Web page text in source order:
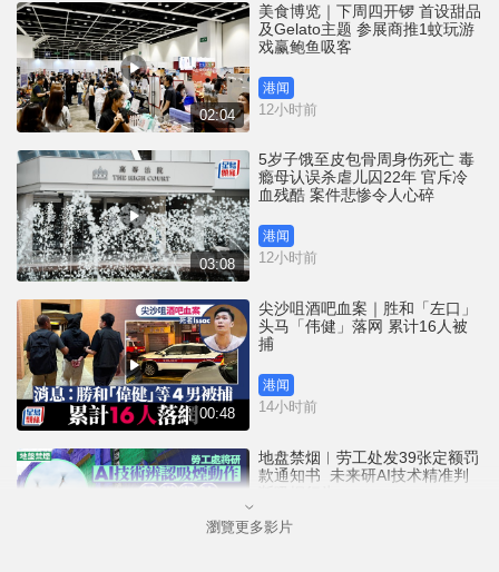
02:04
美食博览｜下周四开锣 首设甜品
及Gelato主题 参展商推1蚊玩游
戏赢鲍鱼吸客
港闻
12小时前
03:08
5岁子饿至皮包骨周身伤死亡 毒
瘾母认误杀虐儿囚22年 官斥冷
血残酷 案件悲惨令人心碎
港闻
12小时前
00:48
尖沙咀酒吧血案｜胜和「左口」
头马「伟健」落网 累计16人被
捕
港闻
14小时前
地盘禁烟︱劳工处发39张定额罚
款通知书 未来研AI技术精准判
港闻
瀏覽更多影片